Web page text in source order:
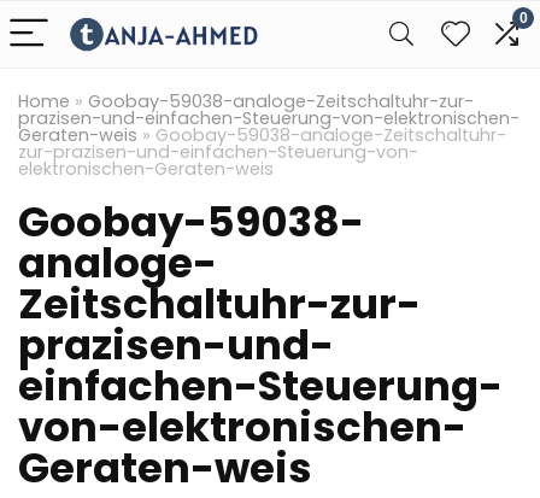
0
Home » Goobay-59038-analoge-Zeitschaltuhr-zur-
prazisen-und-einfachen-Steuerung-von-elektronischen-
Geraten-weis » Goobay-59038-analoge-Zeitschaltuhr-
zur-prazisen-und-einfachen-Steuerung-von-
elektronischen-Geraten-weis
Goobay-59038-
analoge-
Zeitschaltuhr-zur-
prazisen-und-
einfachen-Steuerung-
von-elektronischen-
Geraten-weis